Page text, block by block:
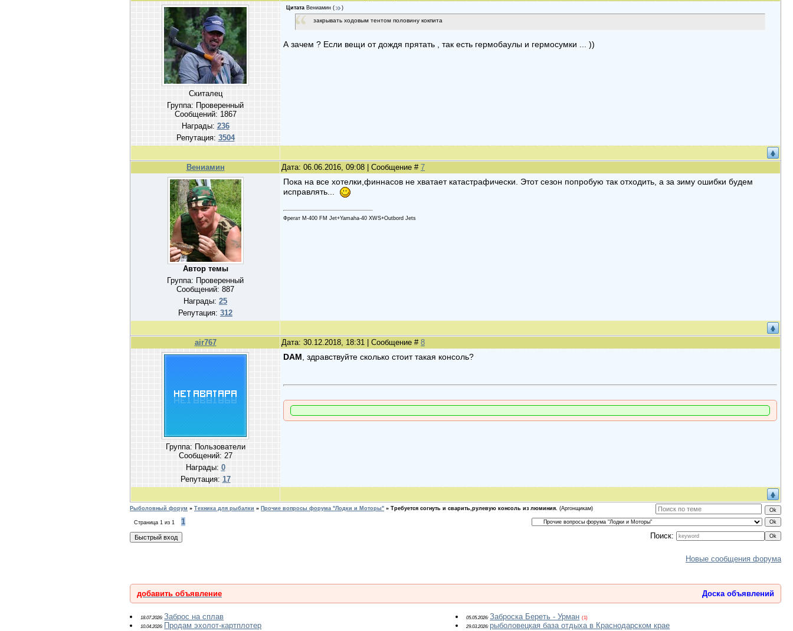
Скиталец
Группа: Проверенный
Сообщений: 1867
Награды: 236
Репутация: 3504
Цитата Вениамин ( )
закрывать ходовым тентом половину кокпита
А зачем ? Если вещи от дождя прятать , так есть гермобаулы и гермосумки ... ))
Вениамин Дата: 06.06.2016, 09:08 | Сообщение # 7
Автор темы
Группа: Проверенный
Сообщений: 887
Награды: 25
Репутация: 312
Пока на все хотелки,финнасов не хватает катастрафически. Этот сезон попробую так отходить, а за зиму ошибки будем
исправлять...
Фрегат М-400 FM Jet+Yamaha-40 XWS+Outbord Jets
air767 Дата: 30.12.2018, 18:31 | Сообщение # 8
Группа: Пользователи
Сообщений: 27
Награды: 0
Репутация: 17
DAM , здравствуйте сколько стоит такая консоль?
Рыболовный форум » Техника для рыбалки » Прочие вопросы форума "Лодки и Моторы" » Требуется согнуть и сварить,рулевую консоль из люминия. (Аргонщикам)
Страница 1 из 1
1
Поиск:
Новые сообщения форума
Доска объявлений
добавить объявление
18.07.2026:Заброс на сплав 05.05.2026:Заброска Береть - Урман (1)
10.04.2026: Продам эхолот-картплотер 29.03.2026: рыболовецкая база отдыха в Краснодарском крае